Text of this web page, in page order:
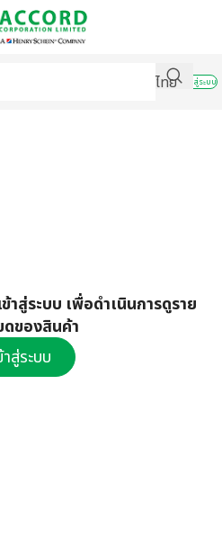
ไทย
เข้าสู่ระบบ
สู่ระบบ เพื่อดำเนินการดูราย
ดของสินค้า
าสู่ระบบ